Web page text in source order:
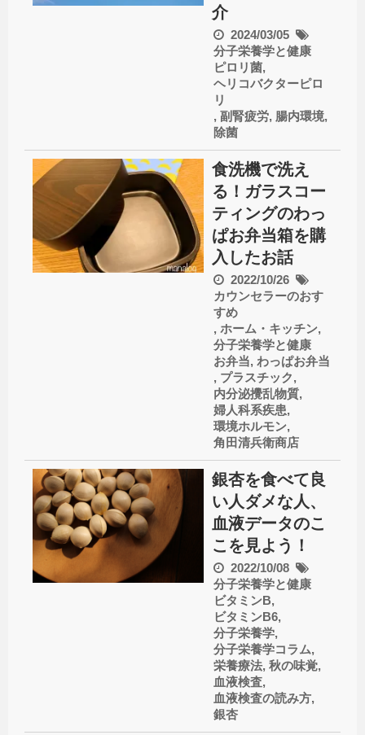
介
2024/03/05
分子栄養学と健康
ピロリ菌,
ヘリコバクターピロ
リ
, 副腎疲労, 腸内環境,
除菌
食洗機で洗え
る！ガラスコー
ティングのわっ
ぱお弁当箱を購
入したお話
2022/10/26
カウンセラーのおす
すめ
, ホーム・キッチン,
分子栄養学と健康
お弁当, わっぱお弁当
, プラスチック,
内分泌攪乱物質,
婦人科系疾患,
環境ホルモン,
角田清兵衛商店
銀杏を食べて良
い人ダメな人、
血液データのこ
こを見よう！
2022/10/08
分子栄養学と健康
ビタミンB,
ビタミンB6,
分子栄養学,
分子栄養学コラム,
栄養療法, 秋の味覚,
血液検査,
血液検査の読み方,
銀杏